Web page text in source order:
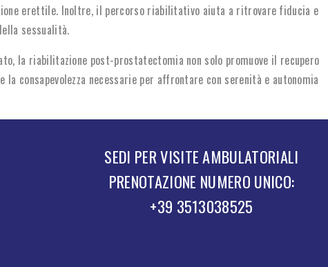
erettile. Inoltre, il percorso riabilitativo aiuta a ritrovare fiducia e
sessualità.
la riabilitazione post-prostatectomia non solo promuove il recupero
consapevolezza necessarie per affrontare con serenità e autonomia
SEDI PER VISITE AMBULATORIALI
PRENOTAZIONE NUMERO UNICO:
+39 3513038525